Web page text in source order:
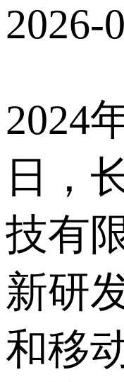
2026-
2024
日，
技有
新研
和移